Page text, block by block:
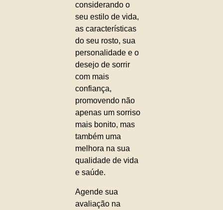
considerando o
seu estilo de vida,
as características
do seu rosto, sua
personalidade e o
desejo de sorrir
com mais
confiança,
promovendo não
apenas um sorriso
mais bonito, mas
também uma
melhora na sua
qualidade de vida
e saúde.
Agende sua
avaliação na